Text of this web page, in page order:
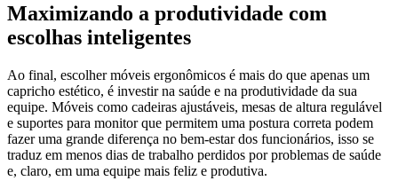
Maximizando a produtividade com
escolhas inteligentes
Ao final, escolher móveis ergonômicos é mais do que apenas um
capricho estético, é investir na saúde e na produtividade da sua
equipe. Móveis como cadeiras ajustáveis, mesas de altura regulável
e suportes para monitor que permitem uma postura correta podem
fazer uma grande diferença no bem-estar dos funcionários, isso se
traduz em menos dias de trabalho perdidos por problemas de saúde
e, claro, em uma equipe mais feliz e produtiva.